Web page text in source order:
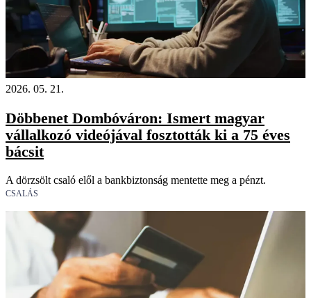
2026. 05. 21.
Döbbenet Dombóváron: Ismert magyar
vállalkozó videójával fosztották ki a 75 éves
bácsit
A dörzsölt csaló elől a bankbiztonság mentette meg a pénzt.
CSALÁS